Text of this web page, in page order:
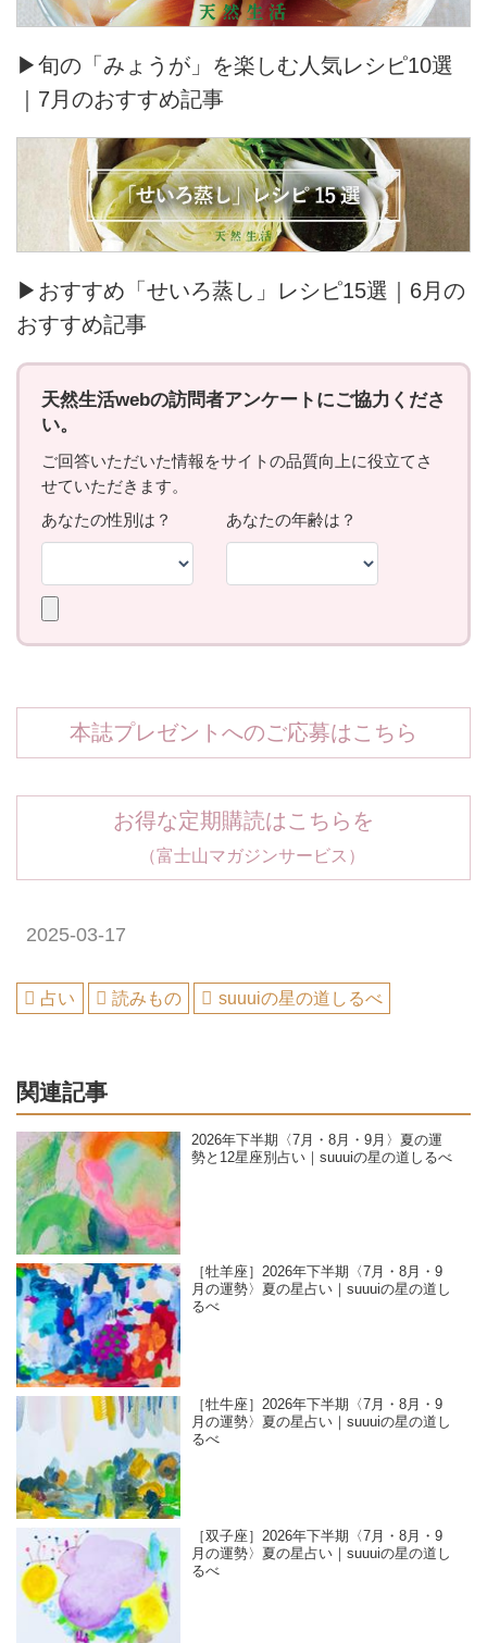
▶旬の「みょうが」を楽しむ人気レシピ10選
｜7月のおすすめ記事
▶おすすめ「せいろ蒸し」レシピ15選｜6月の
おすすめ記事
本誌プレゼントへのご応募はこちら
お得な定期購読はこちらを
（富士山マガジンサービス）
2025-03-17
占い 読みもの suuuiの星の道しるべ
関連記事
2026年下半期〈7月・8月・9月〉夏の運
勢と12星座別占い｜suuuiの星の道しるべ
［牡羊座］2026年下半期〈7月・8月・9
月の運勢〉夏の星占い｜suuuiの星の道し
るべ
［牡牛座］2026年下半期〈7月・8月・9
月の運勢〉夏の星占い｜suuuiの星の道し
るべ
［双子座］2026年下半期〈7月・8月・9
月の運勢〉夏の星占い｜suuuiの星の道し
るべ